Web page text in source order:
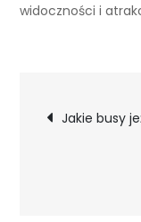
widoczności i
Jakie busy